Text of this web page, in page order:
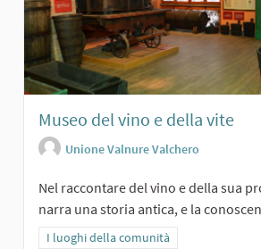
Museo del vino e della vite
Unione Valnure Valchero
Nel raccontare del vino e della sua
narra una storia antica, e la
Filtra i risultati per categoria: I luoghi
I luoghi della comunità